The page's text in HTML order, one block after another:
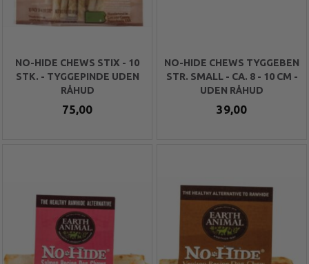
NO-HIDE CHEWS STIX - 10
STK. - TYGGEPINDE UDEN
RÅHUD
75,00
NO-HIDE CHEWS TYGGEBEN
STR. SMALL - CA. 8 - 10 CM -
UDEN RÅHUD
39,00